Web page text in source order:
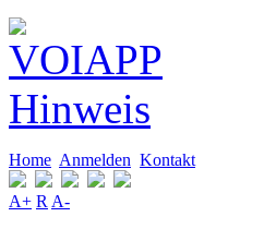
Home Anmelden Kontakt
A+ R A-